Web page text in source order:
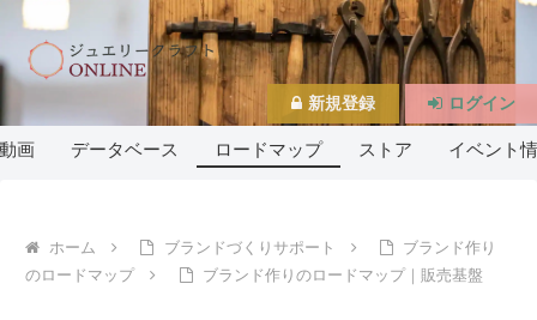
動画 データベース ロードマップ ストア イベント
ホーム ブランドづくりサポート
ブランド作り
のロードマップ
ブランド作りのロードマップ｜販売基盤
新規登録 ログイン